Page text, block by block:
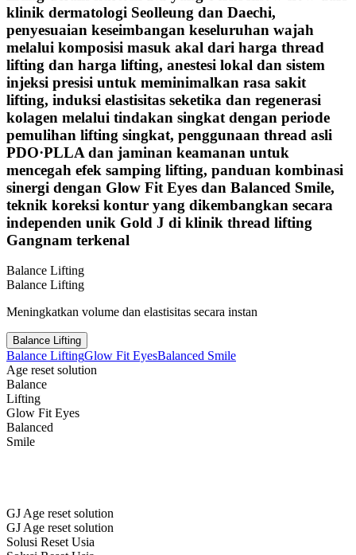
klinik dermatologi Seolleung dan Daechi,
penyesuaian keseimbangan keseluruhan wajah
melalui komposisi masuk akal dari harga thread
lifting dan harga lifting, anestesi lokal dan sistem
injeksi presisi untuk meminimalkan rasa sakit
lifting, induksi elastisitas seketika dan regenerasi
kolagen melalui tindakan singkat dengan periode
pemulihan lifting singkat, penggunaan thread asli
PDO·PLLA dan jaminan keamanan untuk
mencegah efek samping lifting, panduan kombinasi
sinergi dengan Glow Fit Eyes dan Balanced Smile,
teknik koreksi kontur yang dikembangkan secara
independen unik Gold J di klinik thread lifting
Gangnam terkenal
Balance Lifting
Balance Lifting
Meningkatkan volume dan elastisitas secara instan
Balance Lifting
Balance LiftingGlow Fit EyesBalanced Smile
Age reset solution
Balance
Lifting
Glow Fit Eyes
Balanced
Smile
GJ Age reset solution
GJ Age reset solution
Solusi Reset Usia